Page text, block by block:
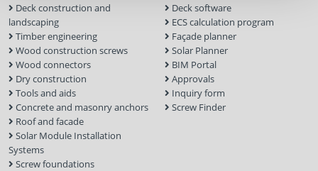
Deck construction and
landscaping
Timber engineering
Wood construction screws
Wood connectors
Dry construction
Tools and aids
Concrete and masonry anchors
Roof and facade
Solar Module Installation
Systems
Screw foundations
Deck software
ECS calculation program
Façade planner
Solar Planner
BIM Portal
Approvals
Inquiry form
Screw Finder